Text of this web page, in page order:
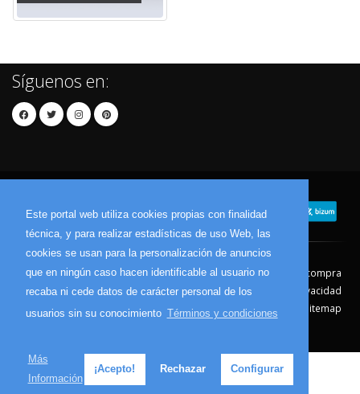
Este portal web utiliza cookies propias con finalidad
técnica, y para realizar estadísticas de uso Web, las
cookies se usan para la personalización de anuncios
que en ningún caso hacen identificable al usuario no
recaba ni cede datos de carácter personal de los
usuarios sin su conocimiento Términos y condiciones
Más
Información
¡Acepto! Rechazar Configurar
Síguenos en:
Contacto Aviso Legal
Condiciones de compra
Política de envíos
Política de devolución
Política de Privacidad
Política de Cookies
Sitemap